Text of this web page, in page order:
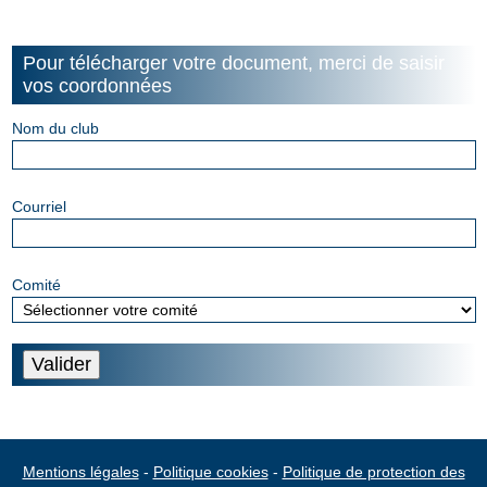
Pour télécharger votre document, merci de saisir
vos coordonnées
Nom du club
Courriel
Comité
Mentions légales- Politique cookies- Politique de protection des